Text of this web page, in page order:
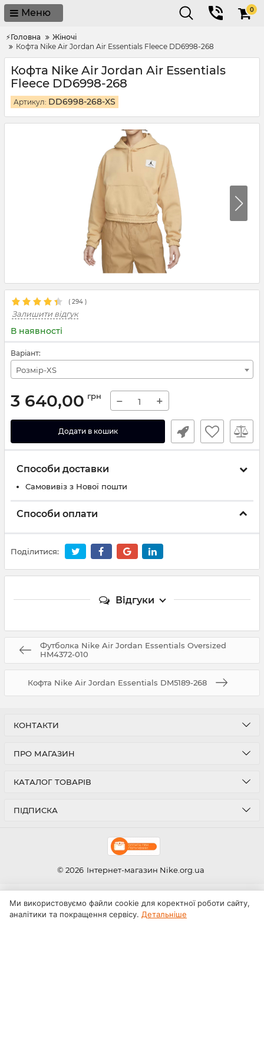
Меню 0
⚡Головна
Жіночі
Кофта Nike Air Jordan Air Essentials Fleece DD6998-268
Кофта Nike Air Jordan Air Essentials
Fleece DD6998-268
Артикул: DD6998-268-XS
( 294 )
Залишити відгук
В наявності
Варіант:
Розмір-XS
3 640,00 грн − +
Додати в кошик
Способи доставки
Самовивіз з Нової пошти
Способи оплати
Поділитися:
Відгуки
Футболка Nike Air Jordan Essentials Oversized
HM4372-010
Кофта Nike Air Jordan Essentials DM5189-268
КОНТАКТИ
ПРО МАГАЗИН
КАТАЛОГ ТОВАРІВ
ПІДПИСКА
© 2026 Інтернет-магазин Nike.org.ua
Ми використовуємо файли cookie для коректної роботи сайту,
аналітики та покращення сервісу. Детальніше